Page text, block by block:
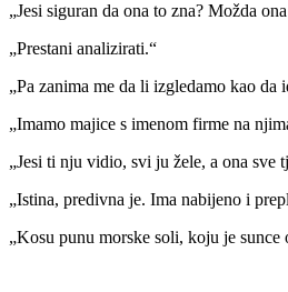
„Jesi siguran da ona to zna? Možda
„Prestani analizirati.“
„Pa zanima me da li izgledamo kao da
„Imamo majice s imenom firme na
„Jesi ti nju vidio, svi ju žele, a ona sve
„Istina, predivna je. Ima nabijeno i
„Kosu punu morske soli, koju je